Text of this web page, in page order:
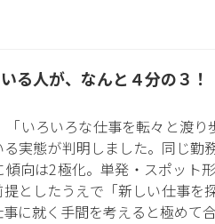
る人が、なんと４分の３！
いろいろな仕事を転々と渡
実態が判明しました。同じ
向は2極化。単発・スポット
としたうえで「新しい仕事
に就く手間を考えると極めて